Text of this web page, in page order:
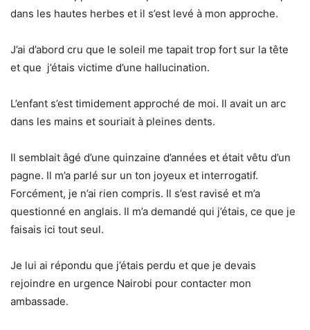
dans les hautes herbes et il s’est levé à mon approche.
J’ai d’abord cru que le soleil me tapait trop fort sur la tête
et que j’étais victime d’une hallucination.
L’enfant s’est timidement approché de moi. Il avait un arc
dans les mains et souriait à pleines dents.
Il semblait âgé d’une quinzaine d’années et était vêtu d’un
pagne. Il m’a parlé sur un ton joyeux et interrogatif.
Forcément, je n’ai rien compris. Il s’est ravisé et m’a
questionné en anglais. Il m’a demandé qui j’étais, ce que je
faisais ici tout seul.
Je lui ai répondu que j’étais perdu et que je devais
rejoindre en urgence Nairobi pour contacter mon
ambassade.